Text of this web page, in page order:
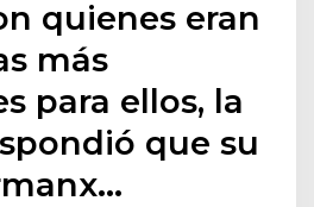
quienes eran
más
para ellos, la
que su